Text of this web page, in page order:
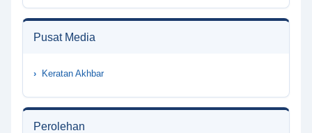
Pusat Media
Keratan Akhbar
Perolehan